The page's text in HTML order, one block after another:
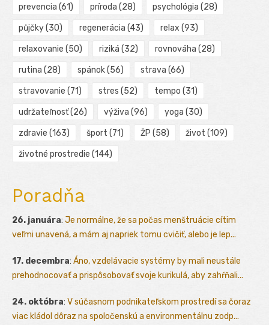
prevencia (61) príroda (28) psychológia (28)
půjčky(30) regenerácia (43) relax (93)
relaxovanie (50) riziká (32) rovnováha (28)
rutina (28) spánok(56) strava (66)
stravovanie (71) stres (52) tempo (31)
udržateľnosť(26) výživa (96) yoga (30)
zdravie (163) šport (71) ŽP (58) život (109)
životné prostredie (144)
Poradňa
26. januára: Je normálne, že sa počas menštruácie cítim
veľmi unavená, a mám aj napriek tomu cvičiť, alebo je lep...
17. decembra: Áno, vzdelávacie systémy by mali neustále
prehodnocovať a prispôsobovať svoje kurikulá, aby zahŕňali...
24. októbra: V súčasnom podnikateľskom prostredí sa čoraz
viac kládol dôraz na spoločenskú a environmentálnu zodp...